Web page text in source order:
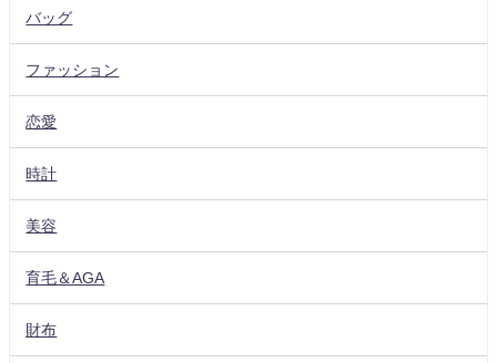
バッグ
ファッション
恋愛
時計
美容
育毛＆AGA
財布